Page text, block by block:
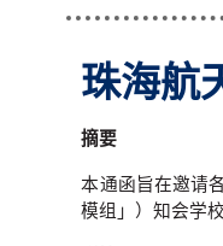
珠海航
摘要
本通函旨在邀请
模组」）知会学校